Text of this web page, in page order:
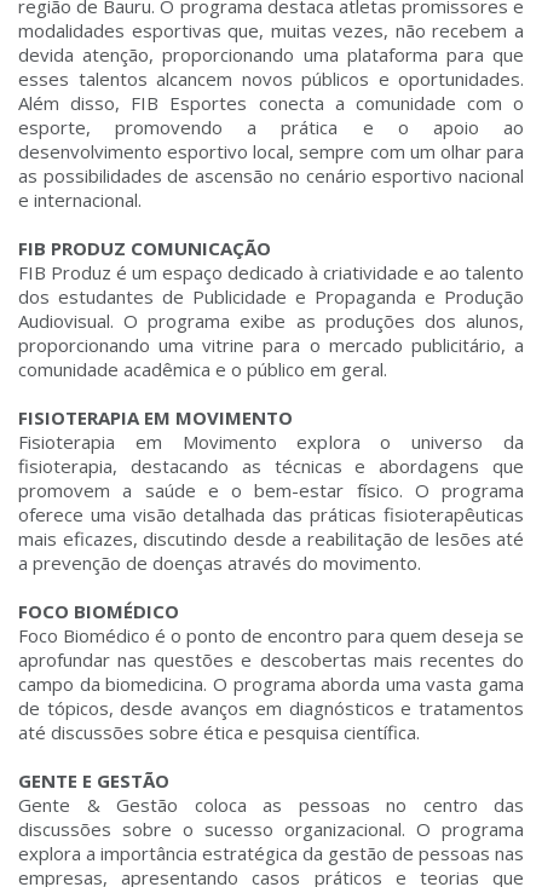
região de Bauru. O programa destaca atletas promissores e
modalidades esportivas que, muitas vezes, não recebem a
devida atenção, proporcionando uma plataforma para que
esses talentos alcancem novos públicos e oportunidades.
Além disso, FIB Esportes conecta a comunidade com o
esporte, promovendo a prática e o apoio ao
desenvolvimento esportivo local, sempre com um olhar para
as possibilidades de ascensão no cenário esportivo nacional
e internacional.
FIB PRODUZ COMUNICAÇÃO
FIB Produz é um espaço dedicado à criatividade e ao talento
dos estudantes de Publicidade e Propaganda e Produção
Audiovisual. O programa exibe as produções dos alunos,
proporcionando uma vitrine para o mercado publicitário, a
comunidade acadêmica e o público em geral.
FISIOTERAPIA EM MOVIMENTO
Fisioterapia em Movimento explora o universo da
fisioterapia, destacando as técnicas e abordagens que
promovem a saúde e o bem-estar físico. O programa
oferece uma visão detalhada das práticas fisioterapêuticas
mais eficazes, discutindo desde a reabilitação de lesões até
a prevenção de doenças através do movimento.
FOCO BIOMÉDICO
Foco Biomédico é o ponto de encontro para quem deseja se
aprofundar nas questões e descobertas mais recentes do
campo da biomedicina. O programa aborda uma vasta gama
de tópicos, desde avanços em diagnósticos e tratamentos
até discussões sobre ética e pesquisa científica.
GENTE E GESTÃO
Gente & Gestão coloca as pessoas no centro das
discussões sobre o sucesso organizacional. O programa
explora a importância estratégica da gestão de pessoas nas
empresas, apresentando casos práticos e teorias que